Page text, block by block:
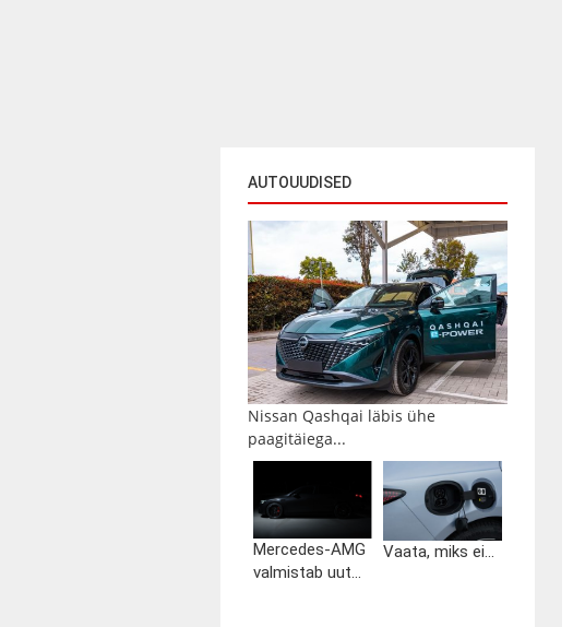
AUTOUUDISED
Nissan Qashqai läbis ühe
paagitäiega...
Mercedes-AMG
valmistab uut...
Vaata, miks ei...